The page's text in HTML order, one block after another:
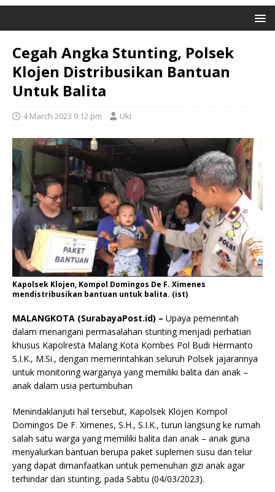
Cegah Angka Stunting, Polsek
Klojen Distribusikan Bantuan
Untuk Balita
4 March 2023 9:12 pm Uki
Kapolsek Klojen, Kompol Domingos De F. Ximenes
mendistribusikan bantuan untuk balita. (ist)
MALANGKOTA (SurabayaPost.id) – Upaya pemerintah
dalam menangani permasalahan stunting menjadi perhatian
khusus Kapolresta Malang Kota Kombes Pol Budi Hermanto
S.I.K., M.Si., dengan memerintahkan seluruh Polsek jajarannya
untuk monitoring warganya yang memiliki balita dan anak –
anak dalam usia pertumbuhan
Menindaklanjuti hal tersebut, Kapolsek Klojen Kompol
Domingos De F. Ximenes, S.H., S.I.K., turun langsung ke rumah
salah satu warga yang memiliki balita dan anak – anak guna
menyalurkan bantuan berupa paket suplemen susu dan telur
yang dapat dimanfaatkan untuk pemenuhan gizi anak agar
terhindar dari stunting, pada Sabtu (04/03/2023).